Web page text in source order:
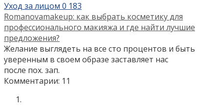
Уход за лицом 0 183
Romanovamakeup: как выбрать косметику для
профессионального макияжа и где найти лучшие
предложения?
Желание выглядеть на все сто процентов и быть
уверенным в своем образе заставляет нас
после пох. зап.
Комментарии: 11